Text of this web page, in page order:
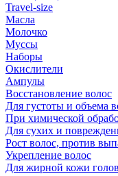
Travel-size
Масла
Молочко
Муссы
Наборы
Окислители
Ампулы
Восстановление волос
Для густоты и объема
При химической
Для сухих и
Рост волос, против
Укрепление волос
Для жирной кожи